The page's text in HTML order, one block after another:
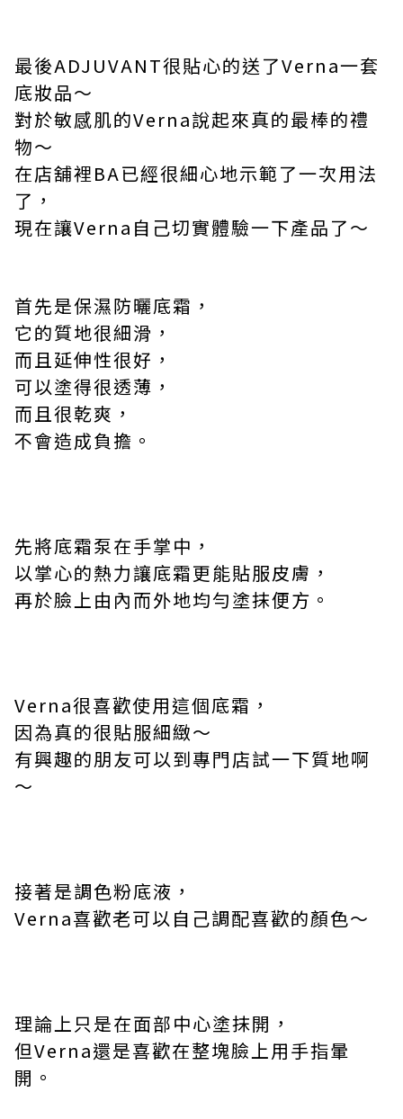
最後ADJUVANT很貼心的送了Verna一套
底妝品～
對於敏感肌的Verna說起來真的最棒的禮
物～
在店舖裡BA已經很細心地示範了一次用法
了，
現在讓Verna 自己切實體驗一下產品了～
首先是保濕防曬底霜，
它的質地很細滑，
而且延伸性很好，
可以塗得很透薄，
而且很乾爽，
不會造成負擔。
先將底霜泵在手掌中，
以掌心的熱力讓底霜更能貼服皮膚，
再於臉上由內而外地均勻塗抹便方。
Verna很喜歡使用這個底霜，
因為真的很貼服細緻～
有興趣的朋友可以到專門店試一下質地啊
～
接著是調色粉底液，
Verna喜歡老可以自己調配喜歡的顏色～
理論上只是在面部中心塗抹開，
但Verna還是喜歡在整塊臉上用手指暈
開。